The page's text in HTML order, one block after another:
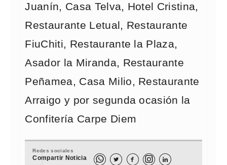
Juanín, Casa Telva, Hotel Cristina,
Restaurante Letual, Restaurante
FiuChiti, Restaurante la Plaza,
Asador la Miranda, Restaurante
Peñamea, Casa Milio, Restaurante
Arraigo y por segunda ocasión la
Confitería Carpe Diem
Redes sociales
Compartir Noticia   